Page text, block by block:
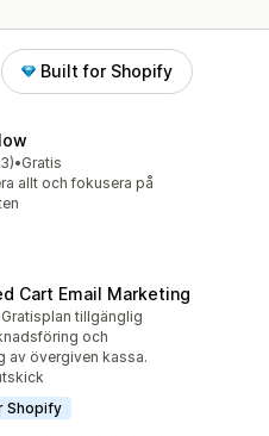
Built for Shopify
totalt
•Gratis
allt och fokusera på
Cart Email Marketing
totalt
Gratisplan tillgänglig
och
av övergiven kassa.
Shopify